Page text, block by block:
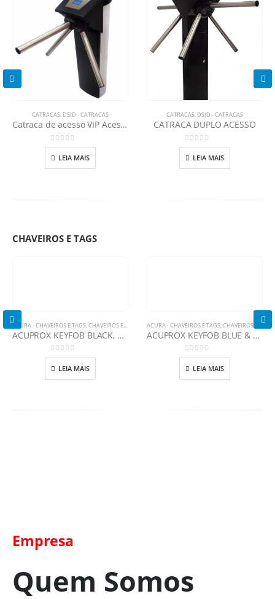
CATRACAS, DSID - CATRACAS
Catraca de acesso VIP Acesso Especial
0out of 5
LEIA MAIS
CATRACAS, DSID - CATRACAS
CATRACA DUPLO ACESSO
0out of 5
LEIA MAIS
CHAVEIROS E TAGS
ACURA - CHAVEIROS E TAGS CHAVEIROS E TAGS
ACUPROX KEYFOB BLACK, RED & YELLOW
0out of 5
LEIA MAIS
ACURA - CHAVEIROS E TAGS CHAVEIROS E TAGS
ACUPROX KEYFOB BLUE & GREEN
0out of 5
LEIA MAIS
Empresa
Quem Somos